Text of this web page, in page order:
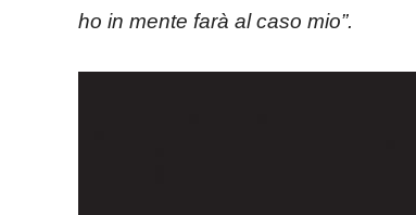
ho in mente farà al caso mio”.